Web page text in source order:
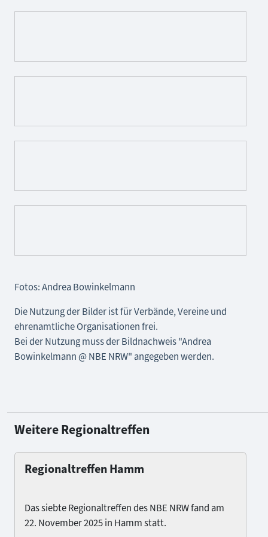
Fotos: Andrea Bowinkelmann
Die Nutzung der Bilder ist für Verbände, Vereine und
ehrenamtliche Organisationen frei.
Bei der Nutzung muss der Bildnachweis "Andrea
Bowinkelmann @ NBE NRW" angegeben werden.
Weitere Regionaltreffen
Regionaltreffen Hamm
Das siebte Regionaltreffen des NBE NRW fand am
22. November 2025 in Hamm statt.